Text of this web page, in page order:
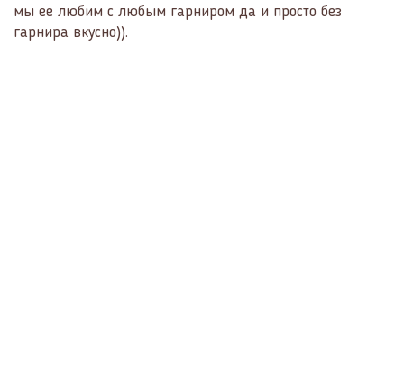
мы ее любим с любым гарниром да и просто без
гарнира вкусно)).